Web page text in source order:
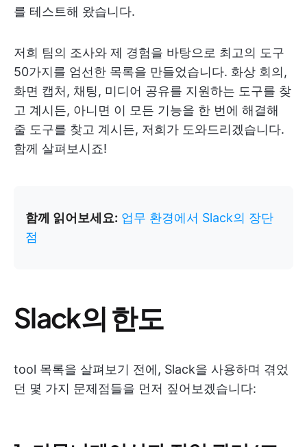
를 테스트해 왔습니다.
저희 팀의 조사와 제 경험을 바탕으로 최고의 도구
50가지를 엄선한 목록을 만들었습니다. 화상 회의,
화면 캡처, 채팅, 미디어 공유를 지원하는 도구를 찾
고 계시든, 아니면 이 모든 기능을 한 번에 해결해
줄 도구를 찾고 계시든, 저희가 도와드리겠습니다.
함께 살펴보시죠!
함께 읽어보세요: 업무 환경에서 Slack의 장단
점
Slack의 한도
tool 목록을 살펴보기 전에, Slack을 사용하며 겪었
던 몇 가지 문제점들을 먼저 짚어보겠습니다: